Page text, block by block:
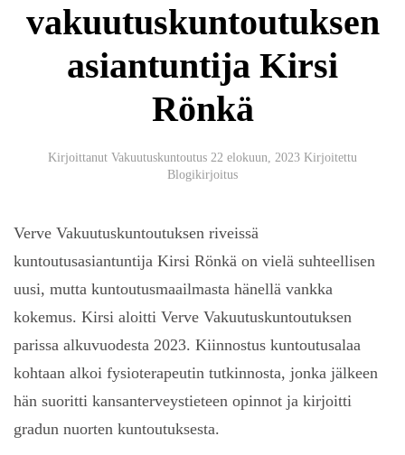
vakuutuskuntoutuksen
asiantuntija Kirsi
Rönkä
Kirjoittanut Vakuutuskuntoutus 22 elokuun, 2023 Kirjoitettu
Blogikirjoitus
Verve Vakuutuskuntoutuksen riveissä
kuntoutusasiantuntija Kirsi Rönkä on vielä suhteellisen
uusi, mutta kuntoutusmaailmasta hänellä vankka
kokemus. Kirsi aloitti Verve Vakuutuskuntoutuksen
parissa alkuvuodesta 2023. Kiinnostus kuntoutusalaa
kohtaan alkoi fysioterapeutin tutkinnosta, jonka jälkeen
hän suoritti kansanterveystieteen opinnot ja kirjoitti
gradun nuorten kuntoutuksesta.